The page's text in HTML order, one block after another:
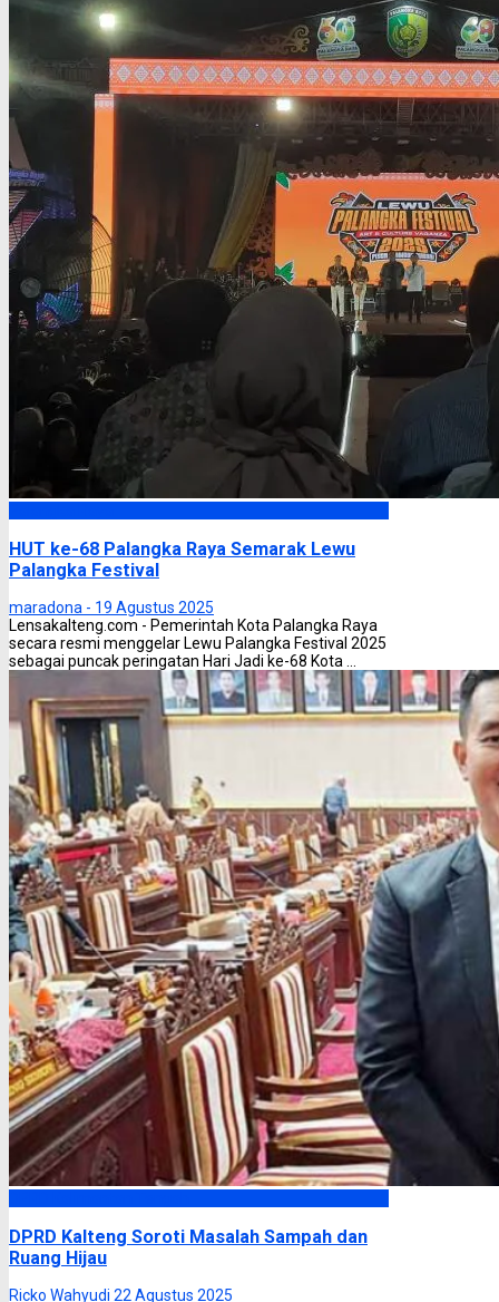
HUT ke-68 Palangka Raya Semarak Lewu
Palangka Festival
maradona - 19 Agustus 2025
Lensakalteng.com - Pemerintah Kota Palangka Raya
secara resmi menggelar Lewu Palangka Festival 2025
sebagai puncak peringatan Hari Jadi ke-68 Kota ...
DPRD Kalteng Soroti Masalah Sampah dan
Ruang Hijau
Ricko Wahyudi 22 Agustus 2025